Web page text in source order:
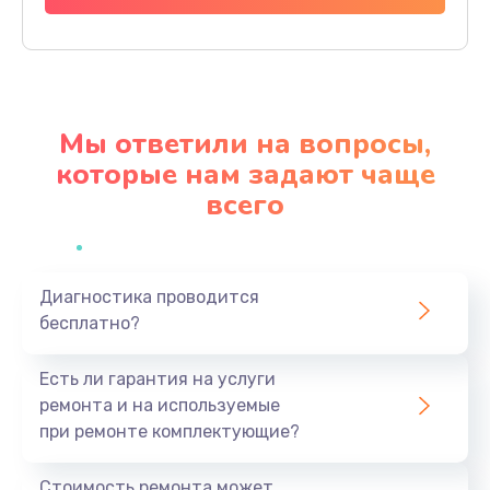
Заказать
Профилактическая чистка
Заказать
1440 руб.
Мы ответили на вопросы,
которые нам задают чаще
всего
Диагностика проводится
бесплатно?
Есть ли гарантия на услуги
ремонта и на используемые
при ремонте комплектующие?